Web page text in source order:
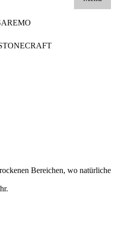
Bereichen, wo natürliche
.